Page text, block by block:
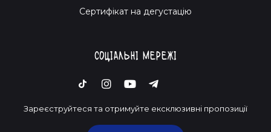
Cертифікат на дегустацію
Соціальні мережі
Зареєструйтеся та отримуйте ексклюзивні пропозиції